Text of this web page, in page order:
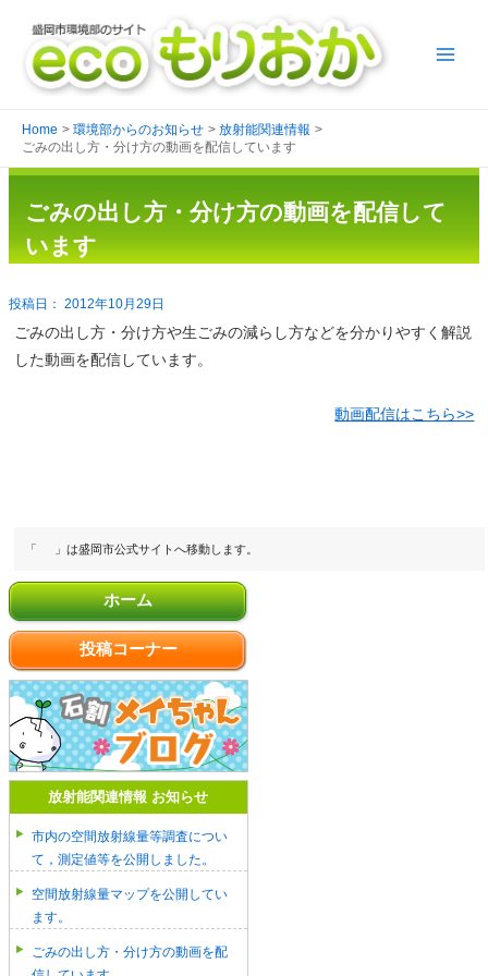
Home 環境部からのお知らせ
放射能関連情報
ごみの出し方・分け方の動画を配信しています
ホーム
投稿コーナー
放射能関連情報 お知らせ
市内の空間放射線量等調査につい
て，測定値等を公開しました。
空間放射線量マップを公開してい
ます。
ごみの出し方・分け方の動画を配
ごみの出し方・分け方の動画を配信して
います
2012年10月29日
ごみの出し方・分け方や生ごみの減らし方などを分かりやすく解説
した動画を配信しています。
動画配信はこちら>>
「 」は盛岡市公式サイトへ移動します。